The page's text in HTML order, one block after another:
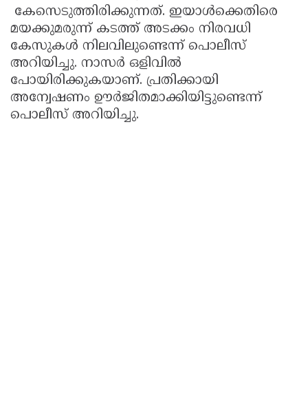
കേസെടുത്തിരിക്കുന്നത്. ഇയാൾക്കെതിരെ
മയക്കുമരുന്ന് കടത്ത് അടക്കം നിരവധി
കേസുകൾ നിലവിലുണ്ടെന്ന് പൊലീസ്
അറിയിച്ചു. നാസർ ഒളിവിൽ
പോയിരിക്കുകയാണ്. പ്രതിക്കായി
അന്വേഷണം ഊർജിതമാക്കിയിട്ടുണ്ടെന്ന്
പൊലീസ് അറിയിച്ചു.